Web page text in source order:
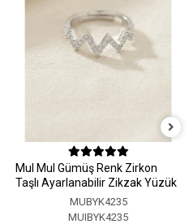
MuI MuI Gümüş Renk Zirkon
Taşlı Ayarlanabilir Zikzak Yüzük
MUBYK4235
MUIBYK4235